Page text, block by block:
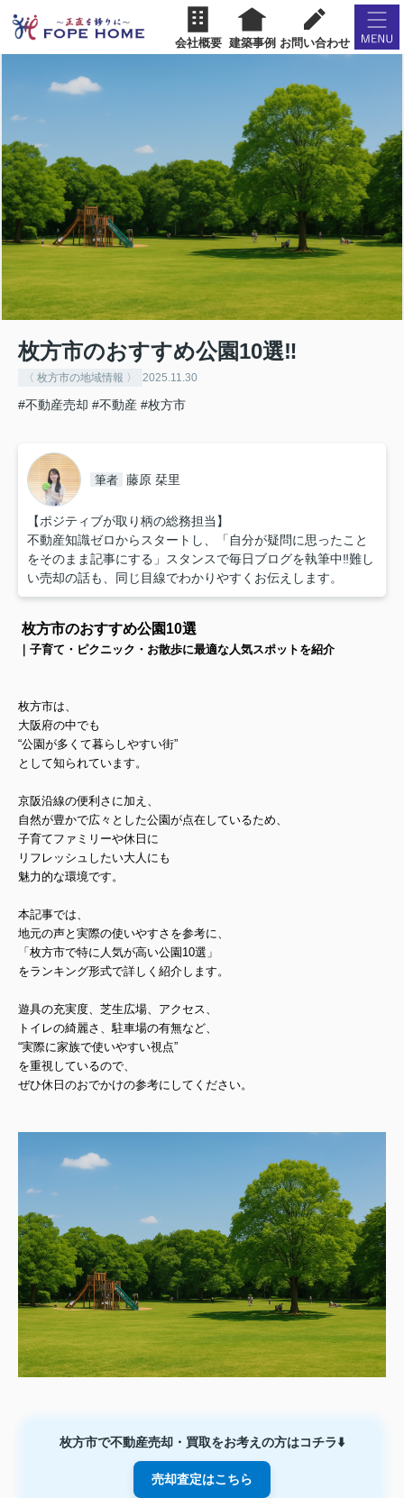
会社概要 建築事例 お問い合わせ
枚方市のおすすめ公園10選‼︎
〈 枚方市の地域情報 〉 2025.11.30
#不動産売却 #不動産 #枚方市
筆者 藤原 栞里
【ポジティブが取り柄の総務担当】
不動産知識ゼロからスタートし、「自分が疑問に思ったこと
をそのまま記事にする」スタンスで毎日ブログを執筆中‼︎難し
い売却の話も、同じ目線でわかりやすくお伝えします。
枚方市のおすすめ公園10選
｜子育て・ピクニック・お散歩に最適な人気スポットを紹介
枚方市は、
大阪府の中でも
“公園が多くて暮らしやすい街”
として知られています。
京阪沿線の便利さに加え、
自然が豊かで広々とした公園が点在しているため、
子育てファミリーや休日に
リフレッシュしたい大人にも
魅力的な環境です。
本記事では、
地元の声と実際の使いやすさを参考に、
「枚方市で特に人気が高い公園10選」
をランキング形式で詳しく紹介します。
遊具の充実度、芝生広場、アクセス、
トイレの綺麗さ、駐車場の有無など、
“実際に家族で使いやすい視点”
を重視しているので、
ぜひ休日のおでかけの参考にしてください。
枚方市で不動産売却・買取をお考えの方はコチラ⬇️
売却査定はこちら